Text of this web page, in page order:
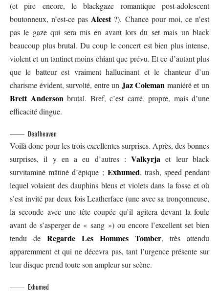
(et pire encore, le blackgaze romantique post-adolescent
boutonneux, n’est-ce pasAlcest ?). Chance pour moi, ce n’est
pas le gaze qui sera mis en avant lors du set mais un black
beaucoup plus brutal. Du coup le concert est bien plus intense,
violent et un tantinet moins chiant que prévu. Et ce d’autant plus
que le batteur est vraiment hallucinant et le chanteur d’un
charisme évident, survolté, entre un Jaz Coleman maniéré et un
Brett Andersonbrutal. Bref, c’est carré, propre, mais d’une
efficacité dingue.
Deafheaven
Voilà donc pour les trois excellentes surprises. Après, des bonnes
surprises, il y en a eu d’autres :Valkyrja et leur black
survitaminé mâtiné d’épique ; Exhumed, trash, speed pendant
lequel volaient des dauphins bleus et violets dans la fosse et où
s’est invité par deux fois Leatherface (une avec sa tronçonneuse,
la seconde avec une tête coupée qu’il agitera devant la foule
avant de s’asperger de « sang ») ou encore l’excellent set bien
tendu de Regarde Les Hommes Tomber, très attendu
apparemment et qui ne décevra pas, tant l’urgence présente sur
leur disque prend toute son ampleur sur scène.
Exhumed